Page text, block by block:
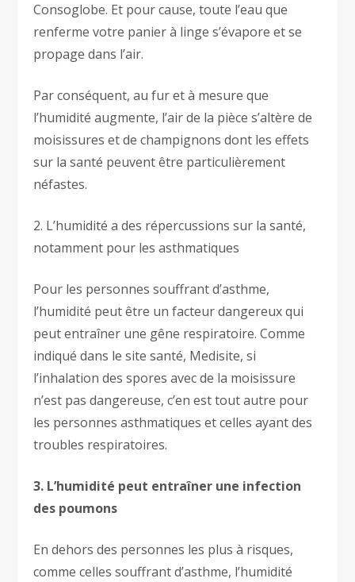
Consoglobe. Et pour cause, toute l’eau que
renferme votre panier à linge s’évapore et se
propage dans l’air.
Par conséquent, au fur et à mesure que
l’humidité augmente, l’air de la pièce s’altère de
moisissures et de champignons dont les effets
sur la santé peuvent être particulièrement
néfastes.
2. L’humidité a des répercussions sur la santé,
notamment pour les asthmatiques
Pour les personnes souffrant d’asthme,
l’humidité peut être un facteur dangereux qui
peut entraîner une gêne respiratoire. Comme
indiqué dans le site santé, Medisite, si
l’inhalation des spores avec de la moisissure
n’est pas dangereuse, c’en est tout autre pour
les personnes asthmatiques et celles ayant des
troubles respiratoires.
3. L’humidité peut entraîner une infection
des poumons
En dehors des personnes les plus à risques,
comme celles souffrant d’asthme, l’humidité